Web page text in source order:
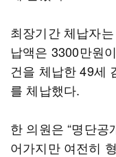
최장기간 체납자
납액은 3300만원
건을 체납한 49세
를 체납했다.
한 의원은 “명단
어가지만 여전히